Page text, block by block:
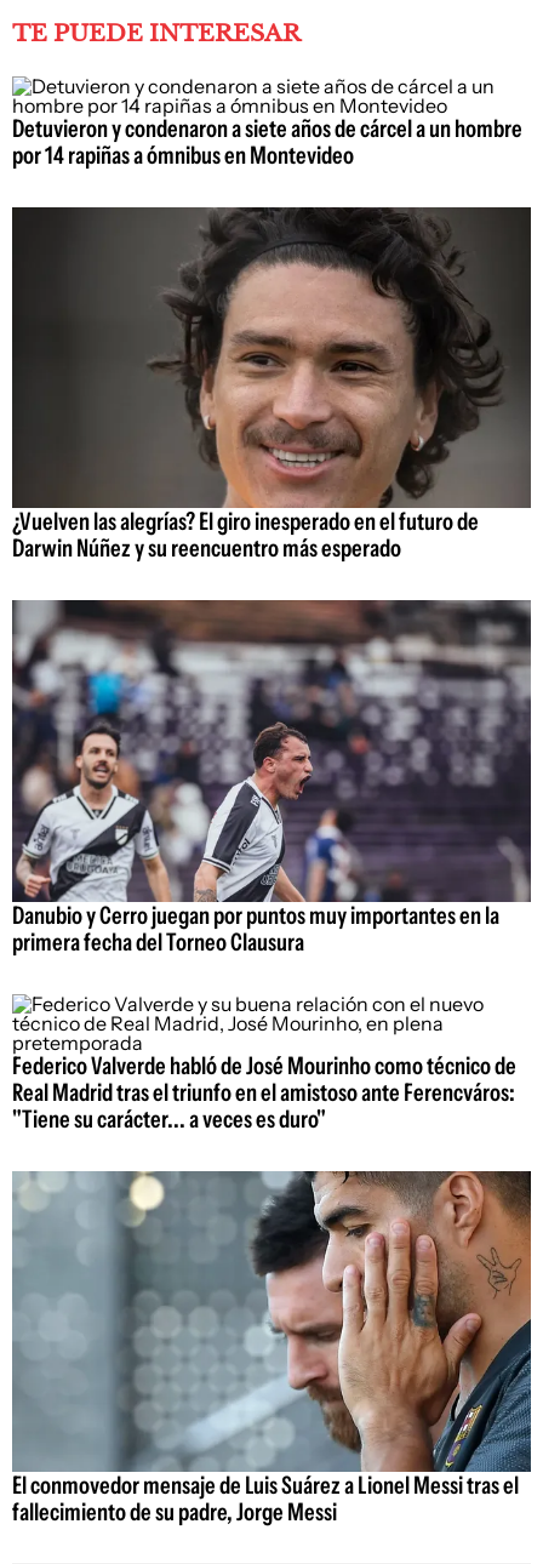
TE PUEDE INTERESAR
Detuvieron y condenaron a siete años de cárcel a un hombre
por 14 rapiñas a ómnibus en Montevideo
¿Vuelven las alegrías? El giro inesperado en el futuro de
Darwin Núñez y su reencuentro más esperado
Danubio y Cerro juegan por puntos muy importantes en la
primera fecha del Torneo Clausura
Federico Valverde habló de José Mourinho como técnico de
Real Madrid tras el triunfo en el amistoso ante Ferencváros:
"Tiene su carácter... a veces es duro"
El conmovedor mensaje de Luis Suárez a Lionel Messi tras el
fallecimiento de su padre, Jorge Messi